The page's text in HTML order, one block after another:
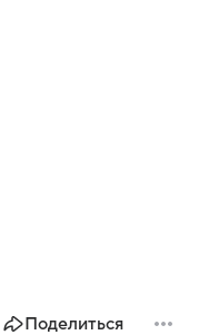
Поделиться